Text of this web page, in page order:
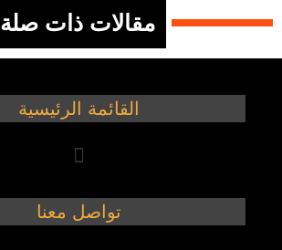
مقالات ذات صلة
القائمة الرئيسية
تواصل معنا